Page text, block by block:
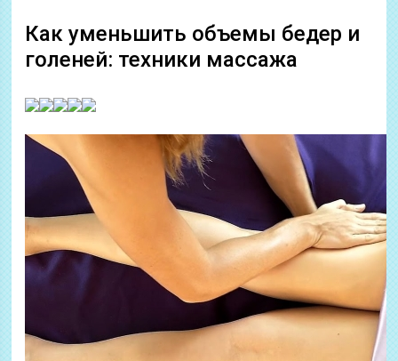
Как уменьшить объемы бедер и
голеней: техники массажа